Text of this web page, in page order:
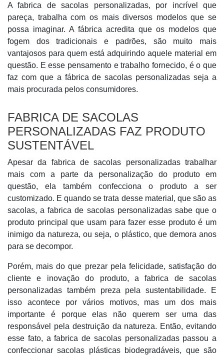
A fabrica de sacolas personalizadas, por incrível que
pareça, trabalha com os mais diversos modelos que se
possa imaginar. A fábrica acredita que os modelos que
fogem dos tradicionais e padrões, são muito mais
vantajosos para quem está adquirindo aquele material em
questão. E esse pensamento e trabalho fornecido, é o que
faz com que a fábrica de sacolas personalizadas seja a
mais procurada pelos consumidores.
FABRICA DE SACOLAS
PERSONALIZADAS FAZ PRODUTO
SUSTENTÁVEL
Apesar da fabrica de sacolas personalizadas trabalhar
mais com a parte da personalização do produto em
questão, ela também confecciona o produto a ser
customizado. E quando se trata desse material, que são as
sacolas, a fabrica de sacolas personalizadas sabe que o
produto principal que usam para fazer esse produto é um
inimigo da natureza, ou seja, o plástico, que demora anos
para se decompor.
Porém, mais do que prezar pela felicidade, satisfação do
cliente e inovação do produto, a fabrica de sacolas
personalizadas também preza pela sustentabilidade. E
isso acontece por vários motivos, mas um dos mais
importante é porque elas não querem ser uma das
responsável pela destruição da natureza. Então, evitando
esse fato, a fabrica de sacolas personalizadas passou a
confeccionar sacolas plásticas biodegradáveis, que são